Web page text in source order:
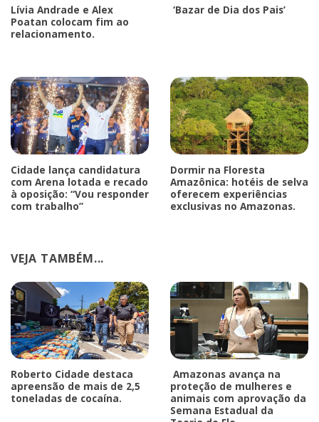
Lívia Andrade e Alex
Poatan colocam fim ao
relacionamento.
‘Bazar de Dia dos Pais’
Cidade lança candidatura
com Arena lotada e recado
à oposição: “Vou responder
com trabalho”
Dormir na Floresta
Amazônica: hotéis de selva
oferecem experiências
exclusivas no Amazonas.
VEJA TAMBÉM...
Roberto Cidade destaca
apreensão de mais de 2,5
toneladas de cocaína.
Amazonas avança na
proteção de mulheres e
animais com aprovação da
Semana Estadual da